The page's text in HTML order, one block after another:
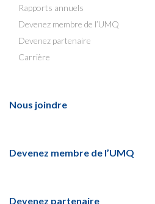
Rapports annuels
Devenez membre de l’UMQ
Devenez partenaire
Carrière
Nous joindre
Devenez membre de l’UMQ
Devenez partenaire